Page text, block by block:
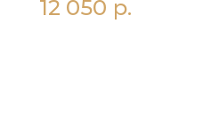
12 050 р.